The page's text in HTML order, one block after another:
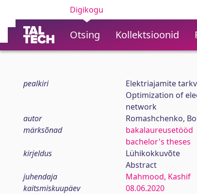
Digikogu
Otsing Kollektsioonid
pealkiri
Elektriajamite
Optimization of
network
autor
Romashchenko,
märksõnad
bakalaureusetööd
bachelor's theses
kirjeldus
Lühikokkuvõte
Abstract
juhendaja
Mahmood, Kashif
kaitsmiskuupäev
08.06.2020